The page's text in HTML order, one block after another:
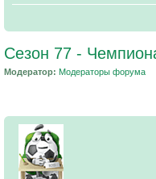
Сезон 77 -
Модератор: Модераторы форума